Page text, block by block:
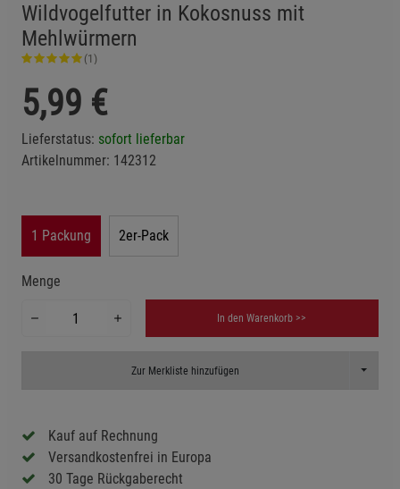
Wildvogelfutter in Kokosnuss mit
Mehlwürmern
(1)
5,99 €
Lieferstatus: sofort lieferbar
Artikelnummer: 142312
1 Packung 2er-Pack
Menge
In den Warenkorb >>
Zur Merkliste hinzufügen Toggle
Kauf auf Rechnung
Versandkostenfrei in Europa
30 Tage Rückgaberecht